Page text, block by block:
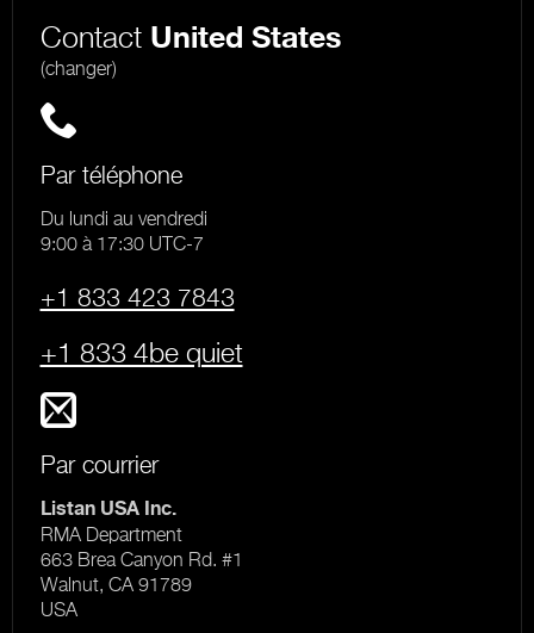
Contact United States
(changer)
Par téléphone
Du lundi au vendredi
9:00 à 17:30 UTC-7
+1 833 423 7843
+1 833 4be quiet
Par courrier
Listan USA Inc.
RMA Department
663 Brea Canyon Rd. #1
Walnut, CA 91789
USA